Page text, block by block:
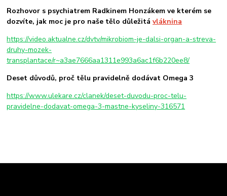
Rozhovor s psychiatrem Radkinem Honzákem ve kterém se
dozvíte, jak moc je pro naše tělo důležitávláknina
https://video.aktualne.cz/dvtv/mikrobiom-je-dalsi-organ-a-streva-
druhy-mozek-
transplantace/r~a3ae7666aa1311e993a6ac1f6b220ee8/
Deset důvodů, proč tělu pravidelně dodávat Omega 3
https://www.ulekare.cz/clanek/deset-duvodu-proc-telu-
pravidelne-dodavat-omega-3-mastne-kyseliny-316571